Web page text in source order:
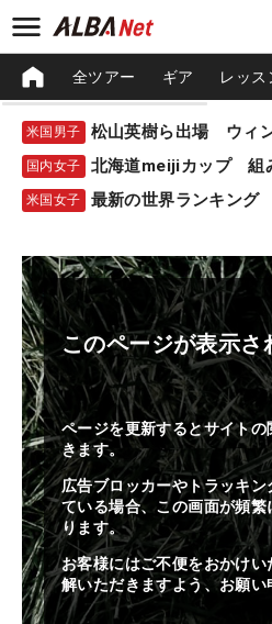
全ツアー ギア レッス
米国男子 松山英樹ら出場 ウィ
国内女子 北海道meijiカップ 組
米国女子 最新の世界ランキング
このページが表示さ
ページを更新するとサイト
きます。
広告ブロッカーやトラッキ
ている場合、この画面が頻
ります。
お客様にはご不便をおかけ
解いただきますよう、お願い